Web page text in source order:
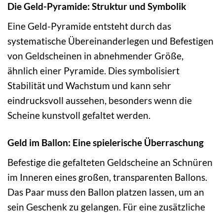
Die Geld-Pyramide: Struktur und Symbolik
Eine Geld-Pyramide entsteht durch das
systematische Übereinanderlegen und Befestigen
von Geldscheinen in abnehmender Größe,
ähnlich einer Pyramide. Dies symbolisiert
Stabilität und Wachstum und kann sehr
eindrucksvoll aussehen, besonders wenn die
Scheine kunstvoll gefaltet werden.
Geld im Ballon: Eine spielerische Überraschung
Befestige die gefalteten Geldscheine an Schnüren
im Inneren eines großen, transparenten Ballons.
Das Paar muss den Ballon platzen lassen, um an
sein Geschenk zu gelangen. Für eine zusätzliche